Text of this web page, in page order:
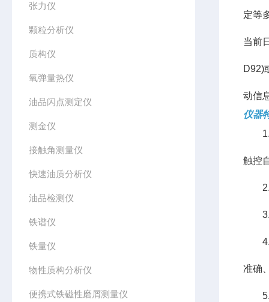
张力仪
颗粒分析仪
质构仪
氧弹量热仪
油品闪点测定仪
测金仪
接触角测量仪
快速油质分析仪
油品检测仪
铁谱仪
铁量仪
物性质构分析仪
便携式铁磁性磨屑测量仪
定等
当前
D92)
动信
仪器
1.显
触控
2.历
3.打
4.温
准确
5.点